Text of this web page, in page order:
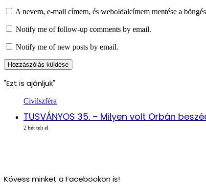
A nevem, e-mail címem, és weboldalcímem mentése a
Notify me of follow-up comments by email.
Notify me of new posts by email.
"Ezt is ajánljuk"
Civilszféra
TUSVÁNYOS 35. – Milyen volt Orbán
2 hét telt el
Kövess minket a Facebookon is!